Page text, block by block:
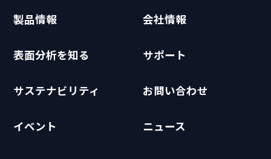
製品情報 会社情報
表面分析を知る サポート
サステナビリティ お問い合わせ
イベント ニュース